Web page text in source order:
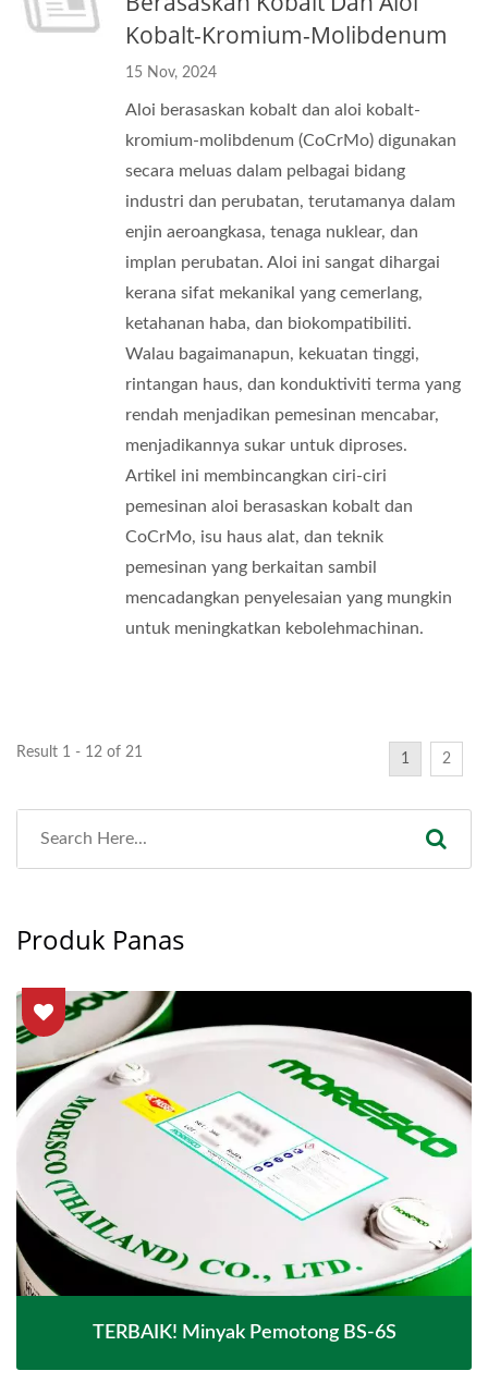
Kobalt-Kromium-Molibdenum
15 Nov, 2024
Aloi berasaskan kobalt dan aloi kobalt-
kromium-molibdenum (CoCrMo) digunakan
secara meluas dalam pelbagai bidang
industri dan perubatan, terutamanya dalam
enjin aeroangkasa, tenaga nuklear, dan
implan perubatan. Aloi ini sangat dihargai
kerana sifat mekanikal yang cemerlang,
ketahanan haba, dan biokompatibiliti.
Walau bagaimanapun, kekuatan tinggi,
rintangan haus, dan konduktiviti terma yang
rendah menjadikan pemesinan mencabar,
menjadikannya sukar untuk diproses.
Artikel ini membincangkan ciri-ciri
pemesinan aloi berasaskan kobalt dan
CoCrMo, isu haus alat, dan teknik
pemesinan yang berkaitan sambil
mencadangkan penyelesaian yang mungkin
untuk meningkatkan kebolehmachinan.
Result 1 - 12 of 21 1 2
Produk Panas
TERBAIK! Minyak Pemotong BS-6S